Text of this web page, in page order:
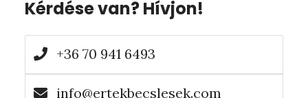
Elsődleges
oldalsáv
Kérdése van? Hívjon!
+36 70 941 6493
info@ertekbecslesek.com